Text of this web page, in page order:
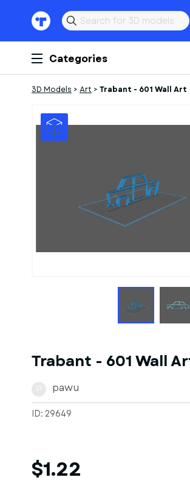
Categories
3D Models > Art > Trabant - 601 Wall Art
Trabant - 601 Wall
pawu
ID: 29649
$1.22